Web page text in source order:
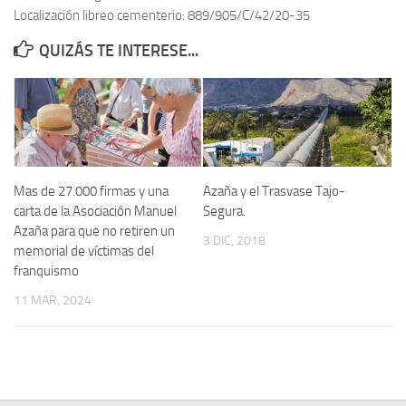
Memoria Histórica
Investigación previa de la represión en Talavera de la Reina (1937-
1947).
Informe Represión en Toledo 1936-1947 | Buscador
Informe de la fosa de abril de 1939 de Tembleque
Enciclopedia Republicana
Militantes históricos IR
Personajes republicanos
Izquierda Republicana. Agrupaciones y Militantes (1934-1939)
Localización libreo cementerio: 889/905/C/42/20-35
QUIZÁS TE INTERESE...
Mas de 27.000 firmas y una
carta de la Asociación Manuel
Azaña para que no retiren un
memorial de víctimas del
franquismo
11 MAR, 2024
Azaña y el Trasvase Tajo-
Segura.
3 DIC, 2018